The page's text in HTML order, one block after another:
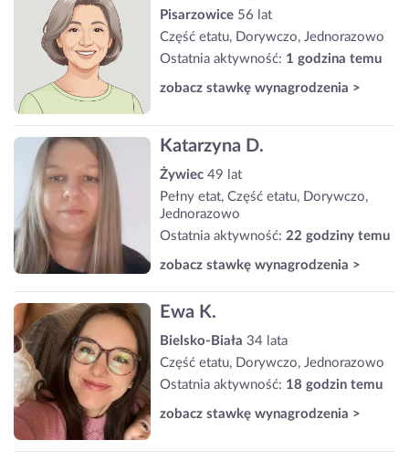
Pisarzowice 56 lat
Część etatu, Dorywczo, Jednorazowo
Ostatnia aktywność: 1 godzina temu
zobacz stawkę wynagrodzenia >
Katarzyna D.
Żywiec 49 lat
Pełny etat, Część etatu, Dorywczo,
Jednorazowo
Ostatnia aktywność: 22 godziny temu
zobacz stawkę wynagrodzenia >
Ewa K.
Bielsko-Biała 34 lata
Część etatu, Dorywczo, Jednorazowo
Ostatnia aktywność: 18 godzin temu
zobacz stawkę wynagrodzenia >